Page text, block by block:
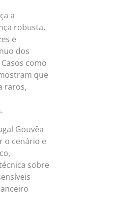
a
robusta,
e
dos
como
que
raros,
Gouvêa
o cenário e
sobre